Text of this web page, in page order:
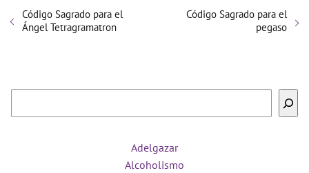
Código Sagrado para el
Ángel Tetragramatron
Código Sagrado para el
pegaso
Adelgazar
Alcoholismo